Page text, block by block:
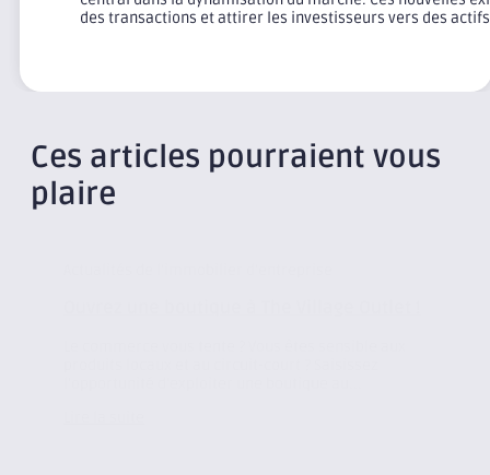
des transactions et attirer les investisseurs vers des
Ces articles pourraient vous
plaire